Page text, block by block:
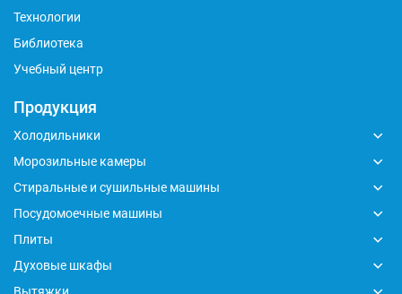
Технологии
Библиотека
Учебный центр
Продукция
Холодильники
Морозильные камеры
Стиральные и сушильные машины
Посудомоечные машины
Плиты
Духовые шкафы